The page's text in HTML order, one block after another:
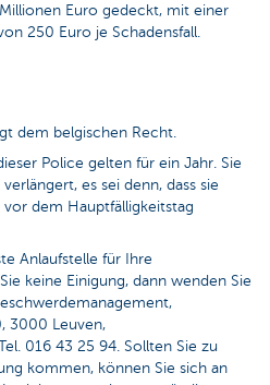
Euro gedeckt, mit einer
250 Euro je Schadensfall.
dem belgischen Recht.
Police gelten für ein Jahr. Sie
es sei denn, dass sie
dem Hauptfälligkeitstag
Anlaufstelle für Ihre
keine Einigung, dann wenden Sie
3000 Leuven,
016 43 25 94. Sollten Sie zu
kommen, können Sie sich an